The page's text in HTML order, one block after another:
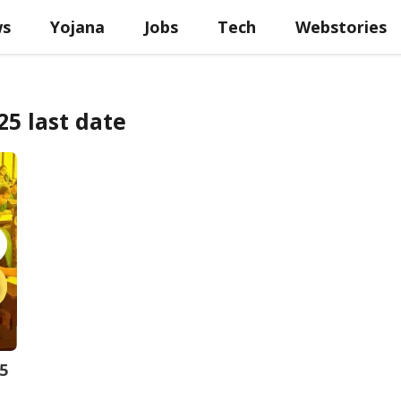
Yojana Jobs Tech Webstories
last date